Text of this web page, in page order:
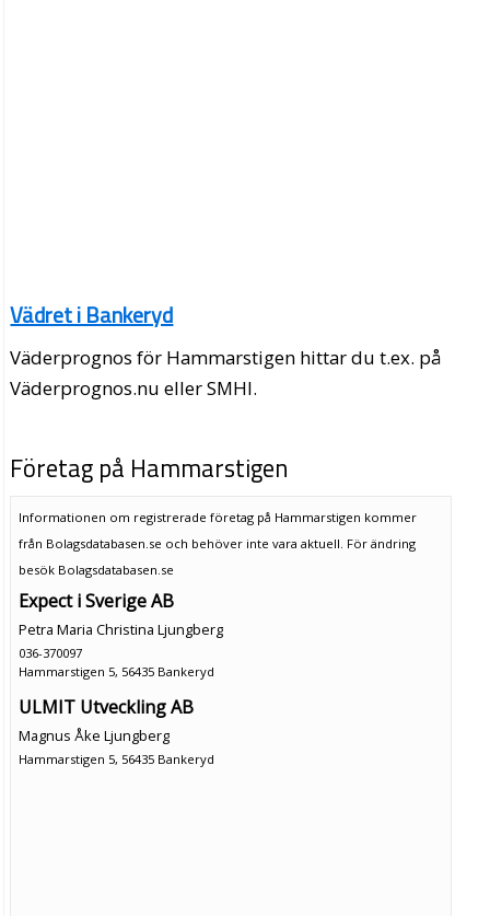
Vädret i Bankeryd
Väderprognos för Hammarstigen hittar du t.ex. på
Väderprognos.nu eller SMHI.
Företag på Hammarstigen
Informationen om registrerade företag på Hammarstigen kommer
från Bolagsdatabasen.se och behöver inte vara aktuell. För ändring
besök Bolagsdatabasen.se
Expect i Sverige AB
Petra Maria Christina Ljungberg
036-370097
Hammarstigen 5, 56435 Bankeryd
ULMIT Utveckling AB
Magnus Åke Ljungberg
Hammarstigen 5, 56435 Bankeryd